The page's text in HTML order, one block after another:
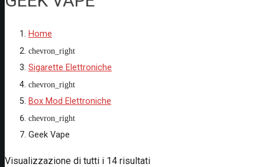
Home
chevron_right
Sigarette Elettroniche
chevron_right
Box Mod Elettroniche
chevron_right
Geek Vape
Visualizzazione di tutti i 14 risultati